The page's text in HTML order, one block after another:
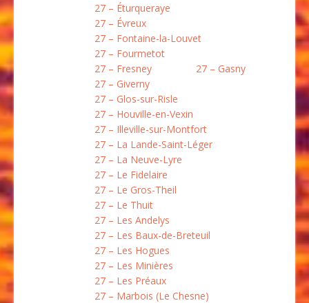
27 – Éturqueraye
27 – Évreux
27 – Fontaine-la-Louvet
27 – Fourmetot
27 – Fresney
27 – Gasny
27 – Giverny
27 – Glos-sur-Risle
27 – Houville-en-Vexin
27 – Illeville-sur-Montfort
27 – La Lande-Saint-Léger
27 – La Neuve-Lyre
27 – Le Fidelaire
27 – Le Gros-Theil
27 – Le Thuit
27 – Les Andelys
27 – Les Baux-de-Breteuil
27 – Les Hogues
27 – Les Minières
27 – Les Préaux
27 – Marbois (Le Chesne)